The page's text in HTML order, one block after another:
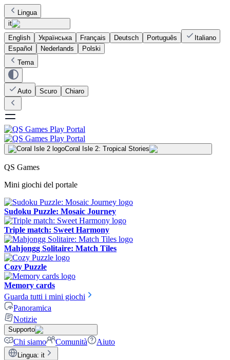
Lingua
it
English
Українська Français Deutsch Português
Italiano
Español
Nederlands
Polski
Tema
Auto Scuro Chiaro
Coral Isle 2: Tropical Stories
QS Games
Mini giochi del portale
Sudoku Puzzle: Mosaic Journey
Triple match: Sweet Harmony
Mahjongg Solitaire: Match Tiles
Cozy Puzzle
Memory cards
Guarda tutti i mini giochi
Panoramica
Notizie
Supporto
Chi siamo Comunità Aiuto
Lingua: it